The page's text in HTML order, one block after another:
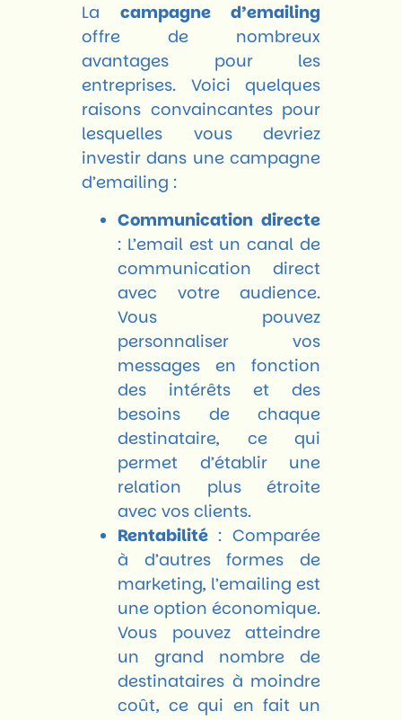
La campagne d’emailing
offre de nombreux
avantages pour les
entreprises. Voici quelques
raisons convaincantes pour
lesquelles vous devriez
investir dans une campagne
d’emailing :
Communication directe
: L’email est un canal de
communication direct
avec votre audience.
Vous pouvez
personnaliser vos
messages en fonction
des intérêts et des
besoins de chaque
destinataire, ce qui
permet d’établir une
relation plus étroite
avec vos clients.
Rentabilité : Comparée
à d’autres formes de
marketing, l’emailing est
une option économique.
Vous pouvez atteindre
un grand nombre de
destinataires à moindre
coût, ce qui en fait un